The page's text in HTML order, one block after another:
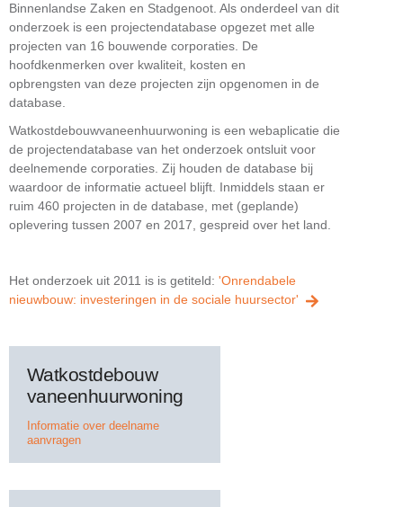
Binnenlandse Zaken en Stadgenoot. Als onderdeel van dit
onderzoek is een projectendatabase opgezet met alle
projecten van 16 bouwende corporaties. De
hoofdkenmerken over kwaliteit, kosten en
opbrengsten van deze projecten zijn opgenomen in de
database.
Watkostdebouwvaneenhuurwoning is een webaplicatie die
de projectendatabase van het onderzoek ontsluit voor
deelnemende corporaties. Zij houden de database bij
waardoor de informatie actueel blijft. Inmiddels staan er
ruim 460 projecten in de database, met (geplande)
oplevering tussen 2007 en 2017, gespreid over het land.
Het onderzoek uit 2011 is is getiteld: 'Onrendabele
nieuwbouw: investeringen in de sociale huursector'
Watkostdebouw
vaneenhuurwoning
Informatie over deelname
aanvragen